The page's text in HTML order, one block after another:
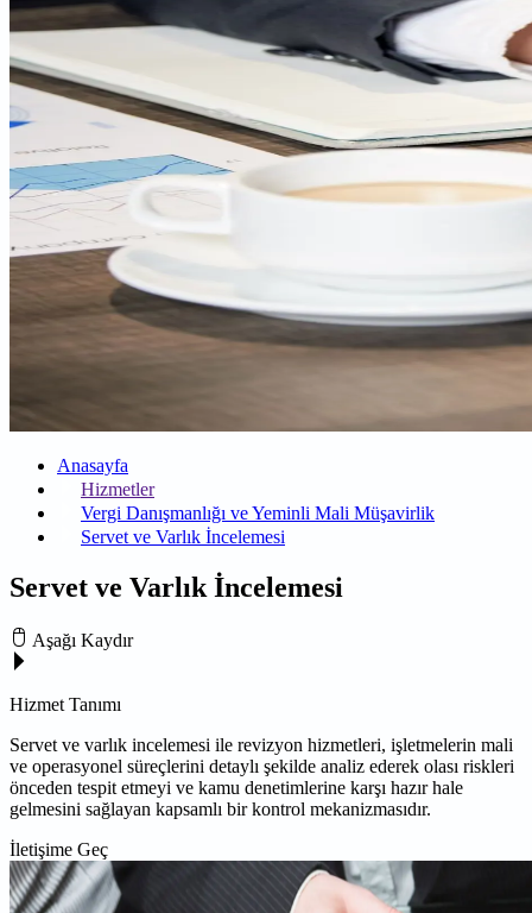
Anasayfa
Hizmetler
Vergi Danışmanlığı ve Yeminli Mali Müşavirlik
Servet ve Varlık İncelemesi
Servet ve Varlık İncelemesi
Aşağı Kaydır
Hizmet Tanımı
Servet ve varlık incelemesi ile revizyon hizmetleri, işletmelerin mali
ve operasyonel süreçlerini detaylı şekilde analiz ederek olası riskleri
önceden tespit etmeyi ve kamu denetimlerine karşı hazır hale
gelmesini sağlayan kapsamlı bir kontrol mekanizmasıdır.
İletişime Geç